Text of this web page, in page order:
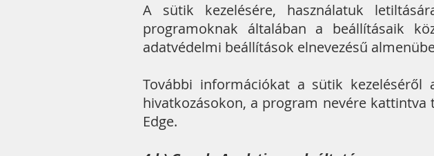
A sütik kezelésére, használatuk
programoknak általában a beállításaik
adatvédelmi beállítások elnevezésű
További információkat a sütik
hivatkozásokon, a program nevére
Edge.